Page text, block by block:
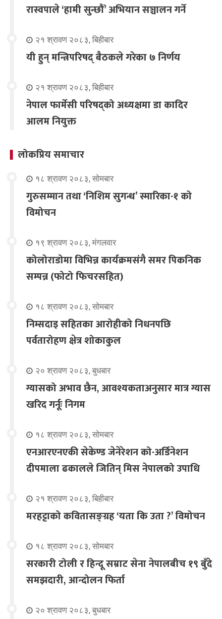
रास्वपाले ‘हामी सुन्छौँ’ अभियान सञ्चालन गर्ने
२१ श्रावण २०८३, बिहीबार
यी हुन् मन्त्रिपरिषद् बैठकले गरेका ७ निर्णय
२१ श्रावण २०८३, बिहीबार
नेपाल फार्मेसी परिषद्को अध्यक्षमा डा कादिर
आलम नियुक्त
लोकप्रिय समाचार
१८ श्रावण २०८३, सोमबार
गुरुसम्मान तथा ‘निशिम सुगन्ध’ स्मारिका-१ को
विमोचन
१९ श्रावण २०८३, मंगलवार
कोलोराडोमा विभिन्न कार्यक्रमसंगै समर पिकनिक
सम्पन्न (फोटो फिचरसहित)
१८ श्रावण २०८३, सोमबार
निम्सदाइ सहितका आरोहीको निधनपछि
पर्वतारोहण क्षेत्र शोकाकुल
२० श्रावण २०८३, बुधबार
ग्यासको अभाव छैन, आवश्यकताअनुसार मात्र ग्यास
खरिद गर्नूः निगम
१८ श्रावण २०८३, सोमबार
एनआरएनएकी सेकेण्ड जेनेरेशन को-अर्डिनेशन
दीपमाला ढकालले जितिन् मिस नेपालको उपाधि
२१ श्रावण २०८३, बिहीबार
मरहट्टाको कवितासङ्ग्रह ‘यता कि उता ?’ विमोचन
१८ श्रावण २०८३, सोमबार
सरकारी टोली र हिन्दू सम्राट सेना नेपालबीच १९ बुँदे
समझदारी, आन्दोलन फिर्ता
२० श्रावण २०८३, बुधबार